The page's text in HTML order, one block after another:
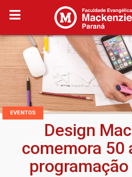
EVENTOS
Design
comemora 50
programação